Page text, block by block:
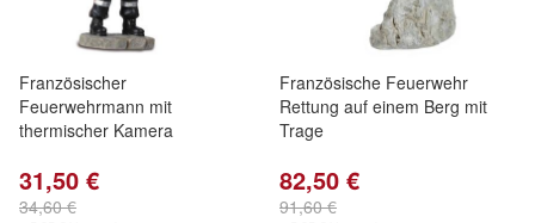
Französischer
Feuerwehrmann mit
thermischer Kamera
31,50 €
34,60 €
Französische Feuerwehr
Rettung auf einem Berg mit
Trage
82,50 €
91,60 €